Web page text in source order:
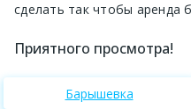
сделать так чтобы аренда
Приятного просмотра!
Барышевка